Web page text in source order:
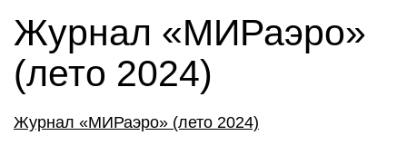
Журнал «МИРаэро»
(лето 2024)
Журнал «МИРаэро» (лето 2024)